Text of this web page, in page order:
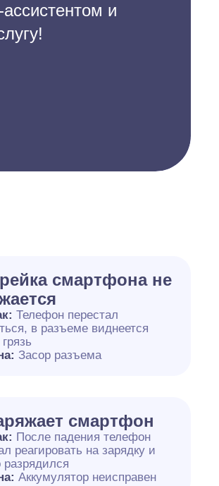
и
смартфона не
Телефон перестал
в разъеме виднеется
Засор разъема
смартфон
После падения телефон
реагировать на зарядку и
разрядился
Аккумулятор неисправен